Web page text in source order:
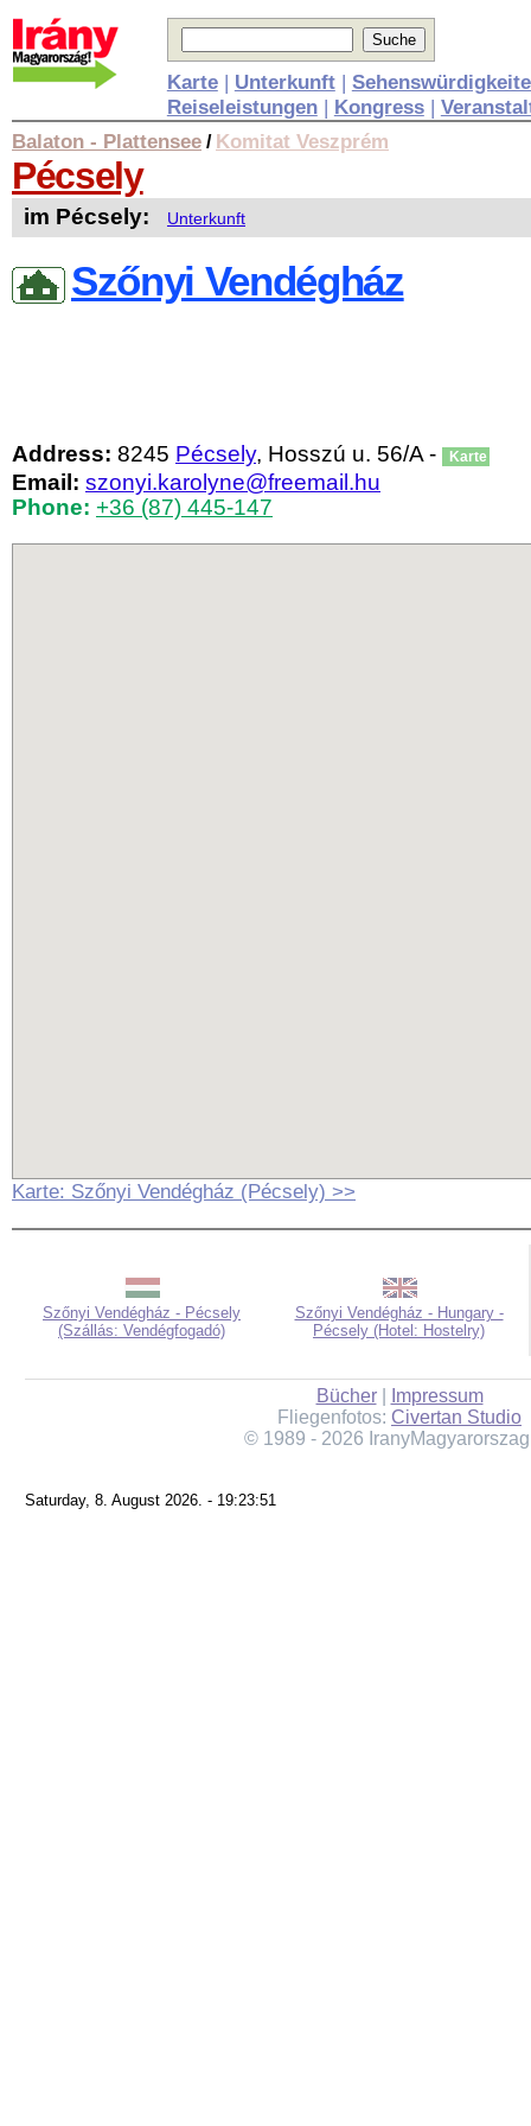
Karte| Unterkunft|
Reiseleistungen| Kongress|
Balaton - Plattensee / Komitat Veszprém
Pécsely
im Pécsely: Unterkunft
Szőnyi Vendégház
Address: 8245 Pécsely, Hosszú u. 56/A - Karte
Email: szonyi.karolyne@freemail.hu
Phone: +36 (87) 445-147
Karte: Szőnyi Vendégház (Pécsely) >>
Szőnyi Vendégház - Pécsely
(Szállás: Vendégfogadó)
Szőnyi Vendégház - Hungary -
Pécsely (Hotel: Hostelry)
Bücher|
Impressum
Fliegenfotos: Civertan Studio
© 1989 - 2026
Saturday, 8. August 2026. - 19:23:51